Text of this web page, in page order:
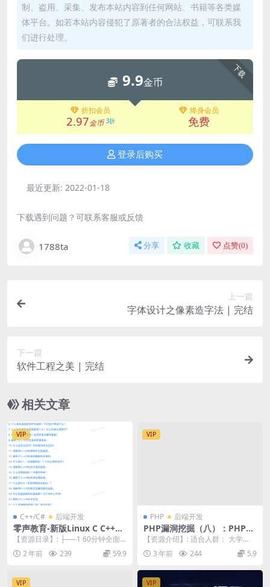
制、盗用、采集、发布本站内容到任何网站、书籍等各类媒
体平台。如若本站内容侵犯了原著者的合法权益，可联系我
们进行处理。
下载
9.9金币
折扣会员
2.97金币 3折
终身会员
免费
登录后购买
最近更新: 2022-01-18
下载遇到问题？可联系客服或反馈
1788ta 分享 收藏 点赞(0)
上一篇
字体设计之像素造字法 | 完结
下一篇
软件工程之美 | 完结
相关文章
VIP
C++/C# 后端开发
零声教育-新版Linux C C++高
级全栈开发（后端-游戏-嵌入
式-高性能网络-存储-基础架
构）
【资源目录】: ├──1 60分钟全面
分析LinuxCC++ 学习路线（含就业
岗...2 年前 239 59.9
VIP
PHP 后端开发
PHP漏洞挖掘（八）：PHP框
架漏洞分析详解
【资源介绍】: 适合人群： 大学
生、渗透测试人员、安全爱好者、I
T相关人员、运维...
3 年前 244 5.9
VIP VIP